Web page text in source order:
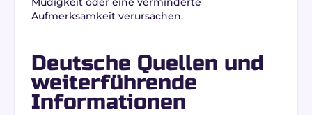
Aufmerksamkeit verursachen.
Deutsche Quellen und
weiterführende
Informationen